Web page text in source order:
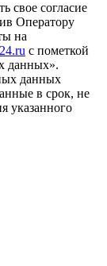
свое согласие
Оператору
на
с пометкой
данных».
данных
в срок, не
указанного